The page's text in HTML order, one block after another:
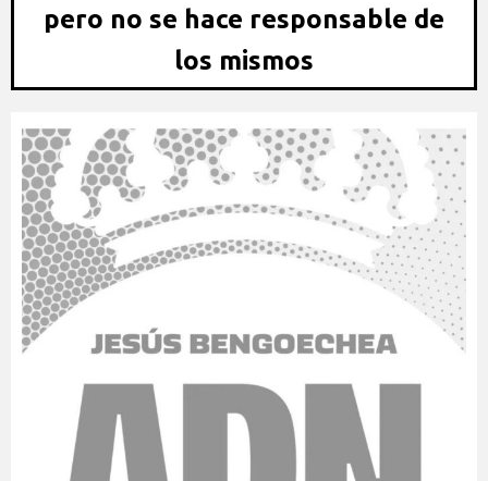
pero no se hace responsable de
los mismos